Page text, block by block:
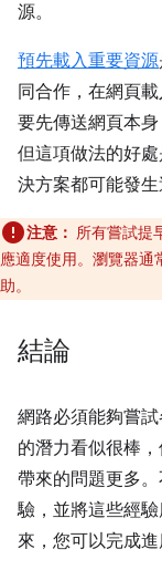
源。
預先載入重要資源
同合作，在網頁
要先傳送網頁本
但這項做法的好
決方案都可能發生
注意： 所有嘗試提
應適度使用。瀏覽器通
助。
結論
網路必須能夠嘗
的潛力看似很棒
帶來的問題更多
驗，並將這些經
來，您可以完成進